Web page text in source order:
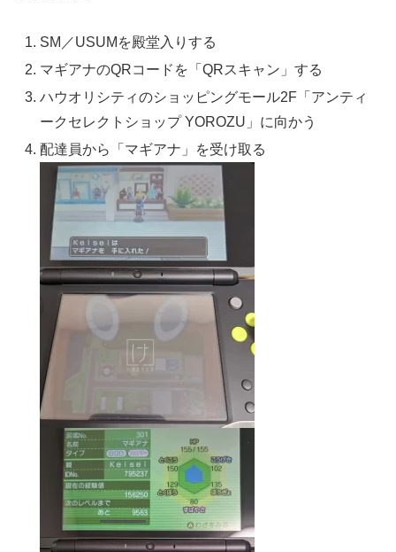
SM／USUMを殿堂入りする
マギアナのQRコードを「QRスキャン」する
ハウオリシティのショッピングモール2F「アンティ
ークセレクトショップ YOROZU」に向かう
配達員から「マギアナ」を受け取る